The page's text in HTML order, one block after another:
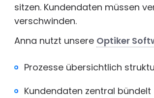
sitzen. Kundendaten müssen
verschwinden.
Anna nutzt unsere Optiker
Prozesse übersichtlich
Kundendaten zentral bündelt